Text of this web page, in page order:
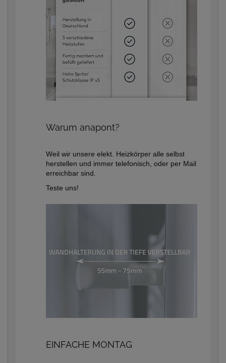
Warum anapont?
Weil wir unsere elekt. Heizkörper alle selbst
herstellen und immer telefonisch, oder per Mail
erreichbar sind.
Teste uns!
EINFACHE MONTAG